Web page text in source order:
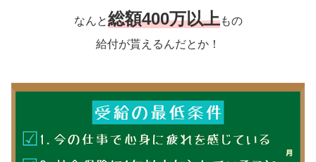
なんと総額400万以上もの
給付が貰えるんだとか！